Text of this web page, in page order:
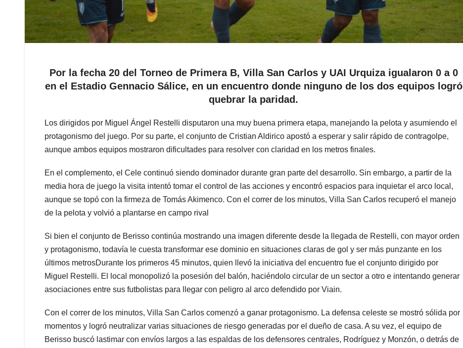
Por la fecha 20 del Torneo de Primera B, Villa San Carlos y UAI Urquiza igualaron 0 a 0
en el Estadio Gennacio Sálice, en un encuentro donde ninguno de los dos equipos logró
quebrar la paridad.
Los dirigidos por Miguel Ángel Restelli disputaron una muy buena primera etapa, manejando la pelota y asumiendo el
protagonismo del juego. Por su parte, el conjunto de Cristian Aldirico apostó a esperar y salir rápido de contragolpe,
aunque ambos equipos mostraron dificultades para resolver con claridad en los metros finales.
En el complemento, el Cele continuó siendo dominador durante gran parte del desarrollo. Sin embargo, a partir de la
media hora de juego la visita intentó tomar el control de las acciones y encontró espacios para inquietar el arco local,
aunque se topó con la firmeza de Tomás Akimenco. Con el correr de los minutos, Villa San Carlos recuperó el manejo
de la pelota y volvió a plantarse en campo rival
Si bien el conjunto de Berisso continúa mostrando una imagen diferente desde la llegada de Restelli, con mayor orden
y protagonismo, todavía le cuesta transformar ese dominio en situaciones claras de gol y ser más punzante en los
últimos metrosDurante los primeros 45 minutos, quien llevó la iniciativa del encuentro fue el conjunto dirigido por
Miguel Restelli. El local monopolizó la posesión del balón, haciéndolo circular de un sector a otro e intentando generar
asociaciones entre sus futbolistas para llegar con peligro al arco defendido por Viain.
Con el correr de los minutos, Villa San Carlos comenzó a ganar protagonismo. La defensa celeste se mostró sólida por
momentos y logró neutralizar varias situaciones de riesgo generadas por el dueño de casa. A su vez, el equipo de
Berisso buscó lastimar con envíos largos a las espaldas de los defensores centrales, Rodríguez y Monzón, o detrás de